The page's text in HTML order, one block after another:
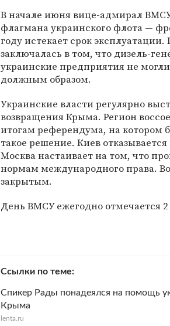
В начале июня вице-адмирал
флагмана украинского флота —
году истекает срок
заключалась в том, что дизель-
украинские предприятия не
должным образом.
Украинские власти регулярно
возвращения Крыма. Регион
итогам референдума, на котором
такое решение. Киев
Москва настаивает на том, что
нормам международного права.
закрытым.
День ВМСУ ежегодно отмечается
Ссылки по теме
Спикер Рады понадеялся на помощь
Крыма
lenta.ru